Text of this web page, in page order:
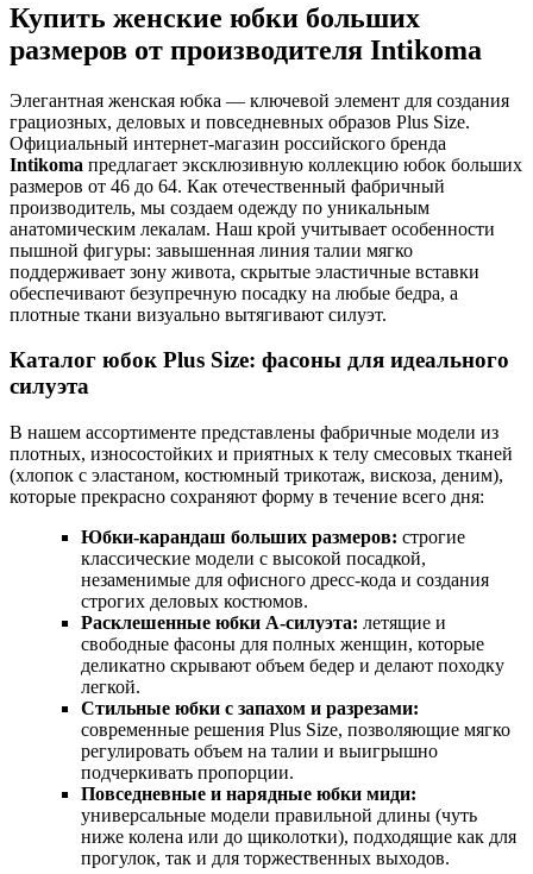
Купить женские юбки больших
размеров от производителя Intikoma
Элегантная женская юбка — ключевой элемент для создания
грациозных, деловых и повседневных образов Plus Size.
Официальный интернет-магазин российского бренда
Intikoma предлагает эксклюзивную коллекцию юбок больших
размеров от 46 до 64. Как отечественный фабричный
производитель, мы создаем одежду по уникальным
анатомическим лекалам. Наш крой учитывает особенности
пышной фигуры: завышенная линия талии мягко
поддерживает зону живота, скрытые эластичные вставки
обеспечивают безупречную посадку на любые бедра, а
плотные ткани визуально вытягивают силуэт.
Каталог юбок Plus Size: фасоны для идеального
силуэта
В нашем ассортименте представлены фабричные модели из
плотных, износостойких и приятных к телу смесовых тканей
(хлопок с эластаном, костюмный трикотаж, вискоза, деним),
которые прекрасно сохраняют форму в течение всего дня:
Юбки-карандаш больших размеров: строгие
классические модели с высокой посадкой,
незаменимые для офисного дресс-кода и создания
строгих деловых костюмов.
Расклешенные юбки А-силуэта: летящие и
свободные фасоны для полных женщин, которые
деликатно скрывают объем бедер и делают походку
легкой.
Стильные юбки с запахом и разрезами:
современные решения Plus Size, позволяющие мягко
регулировать объем на талии и выигрышно
подчеркивать пропорции.
Повседневные и нарядные юбки миди:
универсальные модели правильной длины (чуть
ниже колена или до щиколотки), подходящие как для
прогулок, так и для торжественных выходов.